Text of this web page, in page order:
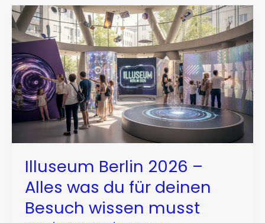
Illuseum Berlin 2026 –
Alles was du für deinen
Besuch wissen musst